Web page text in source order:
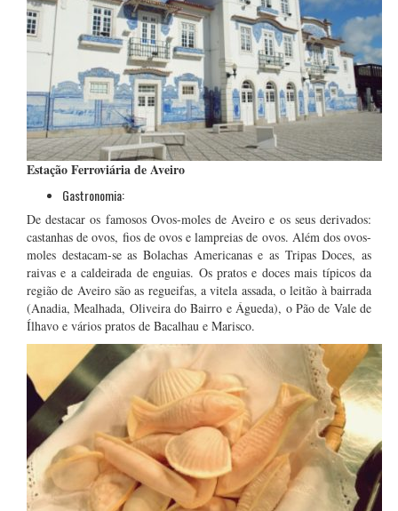
Estação Ferroviária de Aveiro
Gastronomia:
De destacar os famosos Ovos-moles de Aveiro e os seus derivados:
castanhas de ovos, fios de ovos e lampreias de ovos. Além dos ovos-
moles destacam-se as Bolachas Americanas e as Tripas Doces, as
raivas e a caldeirada de enguias. Os pratos e doces mais típicos da
região de Aveiro são as regueifas, a vitela assada, o leitão à bairrada
(Anadia, Mealhada, Oliveira do Bairro e Águeda), o Pão de Vale de
Ílhavo e vários pratos de Bacalhau e Marisco.